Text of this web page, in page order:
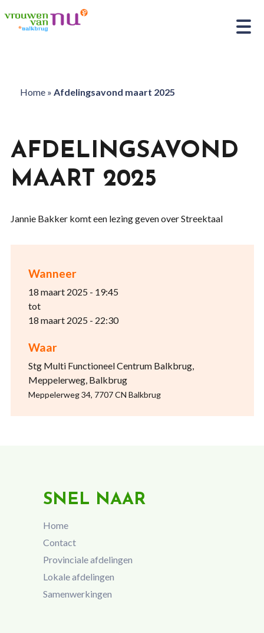
Home» Afdelingsavond maart 2025
Wanneer
18 maart 2025 - 19:45
tot
18 maart 2025 - 22:30
Waar
Stg Multi Functioneel Centrum Balkbrug,
Meppelerweg, Balkbrug
Meppelerweg 34, 7707 CN Balkbrug
AFDELINGSAVOND
MAART 2025
Jannie Bakker komt een lezing geven over Streektaal
SNEL NAAR
Home
Contact
Provinciale afdelingen
Lokale afdelingen
Samenwerkingen